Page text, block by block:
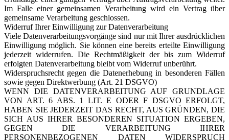
Im Falle einer gemeinsamen Verarbeitung wird ein Vertrag über
gemeinsame Verarbeitung geschlossen.
Widerruf Ihrer Einwilligung zur Datenverarbeitung
Viele Datenverarbeitungsvorgänge sind nur mit Ihrer ausdrücklichen
Einwilligung möglich. Sie können eine bereits erteilte Einwilligung
jederzeit widerrufen. Die Rechtmäßigkeit der bis zum Widerruf
erfolgten Datenverarbeitung bleibt vom Widerruf unberührt.
Widerspruchsrecht gegen die Datenerhebung in besonderen Fällen
sowie gegen Direktwerbung (Art. 21 DSGVO)
WENN DIE DATENVERARBEITUNG AUF GRUNDLAGE
VON ART. 6 ABS. 1 LIT. E ODER F DSGVO ERFOLGT,
HABEN SIE JEDERZEIT DAS RECHT, AUS GRÜNDEN, DIE
SICH AUS IHRER BESONDEREN SITUATION ERGEBEN,
GEGEN DIE VERARBEITUNG IHRER
PERSONENBEZOGENEN DATEN WIDERSPRUCH